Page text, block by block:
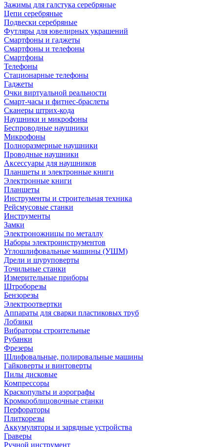
Зажимы для галстука серебряные
Цепи серебряные
Подвески серебряные
Футляры для ювелирных украшений
Смартфоны и гаджеты
Смартфоны и телефоны
Смартфоны
Телефоны
Стационарные телефоны
Гаджеты
Очки виртуальной реальности
Смарт-часы и фитнес-браслеты
Сканеры штрих-кода
Наушники и микрофоны
Беспроводные наушники
Микрофоны
Полноразмерные наушники
Проводные наушники
Аксессуары для наушников
Планшеты и электронные книги
Электронные книги
Планшеты
Инструменты и строительная техника
Рейсмусовые станки
Инструменты
Замки
Электроножницы по металлу
Наборы электроинструментов
Углошлифовальные машины (УШМ)
Дрели и шуруповерты
Точильные станки
Измерительные приборы
Штроборезы
Бензорезы
Электроотвертки
Аппараты для сварки пластиковых труб
Лобзики
Вибраторы строительные
Рубанки
Фрезеры
Шлифовальные, полировальные машины
Гайковерты и винтоверты
Пилы дисковые
Компрессоры
Краскопульты и аэрографы
Кромкооблицовочные станки
Перфораторы
Плиткорезы
Аккумуляторы и зарядные устройства
Граверы
Ручной инструмент